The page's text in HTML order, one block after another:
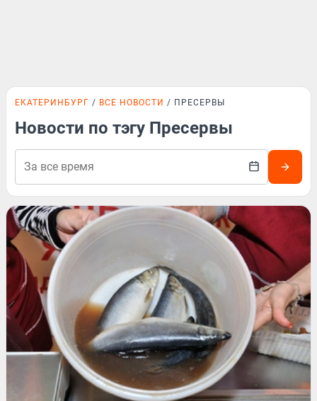
ЕКАТЕРИНБУРГ ВСЕ НОВОСТИ ПРЕСЕРВЫ
Новости по тэгу Пресервы